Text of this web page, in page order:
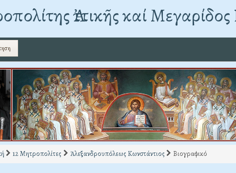
Ἀττικῆς καί
12 Μητροπολίτες Ἀλεξανδρουπόλεως Κωνστάντιος Βιογραφικό